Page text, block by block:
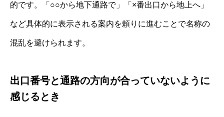
的です。「○○から地下通路で」「×番出口から地上へ」
など具体的に表示される案内を頼りに進むことで名称の
混乱を避けられます。
出口番号と通路の方向が合っていないように
感じるとき